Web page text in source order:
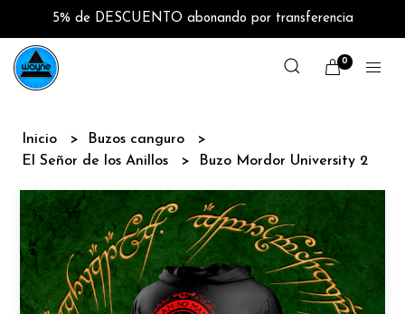
5% de DESCUENTO abonando por transferencia
0
Inicio
Buzos canguro
El Señor de los Anillos
Buzo Mordor University 2